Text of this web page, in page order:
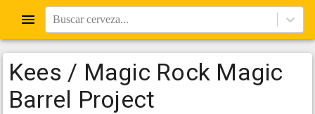
Buscar cerveza...
Kees / Magic Rock Magic
Barrel Project